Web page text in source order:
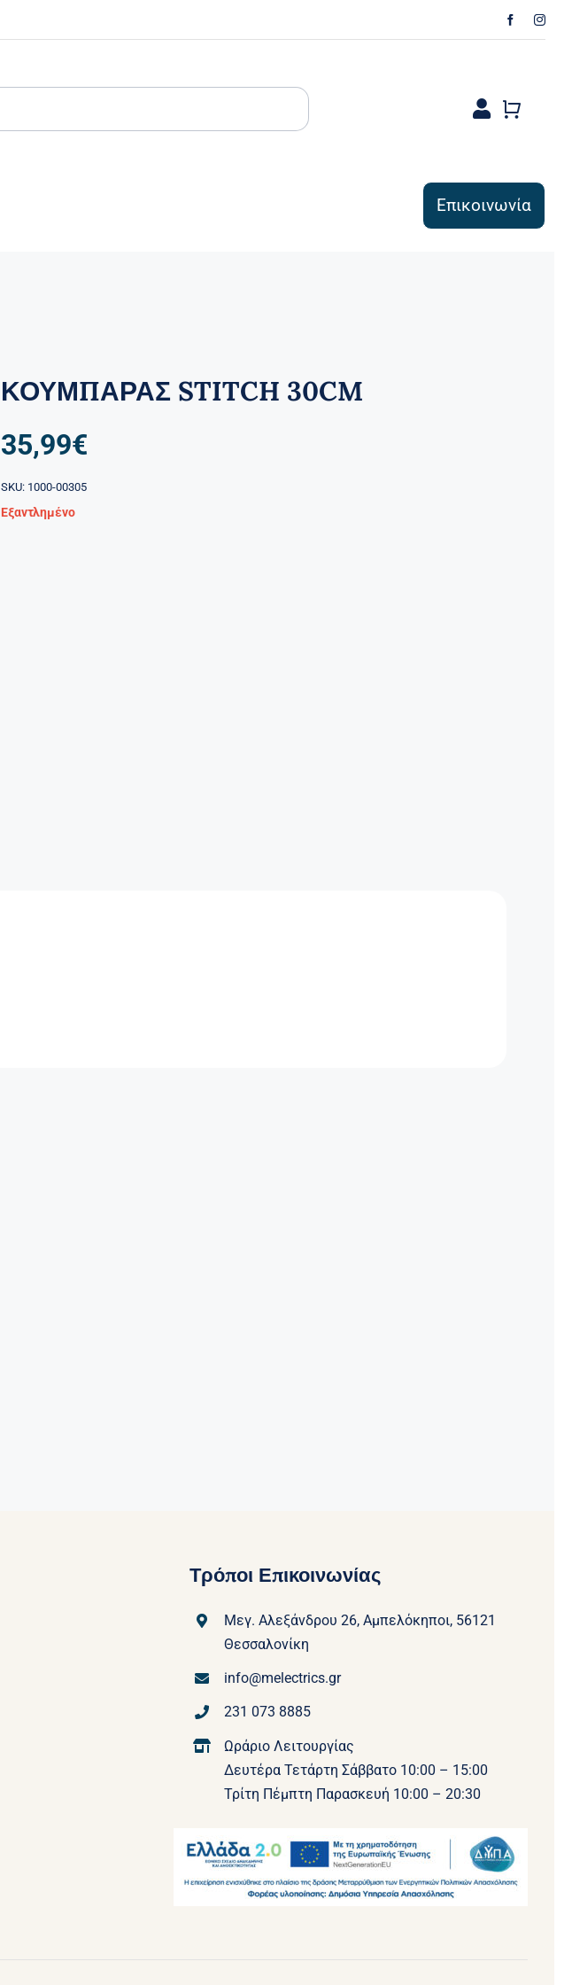
Επικοινωνία
ΚΟΥΜΠΑΡΑΣ STITCH 30CM
35,99€
SKU: 1000-00305
Εξαντλημένο
Τρόποι Επικοινωνίας
Μεγ. Αλεξάνδρου 26, Αμπελόκηποι, 56121
Θεσσαλονίκη
info@melectrics.gr
231 073 8885
Ωράριο Λειτουργίας
Δευτέρα Τετάρτη Σάββατο 10:00 – 15:00
Τρίτη Πέμπτη Παρασκευή 10:00 – 20:30